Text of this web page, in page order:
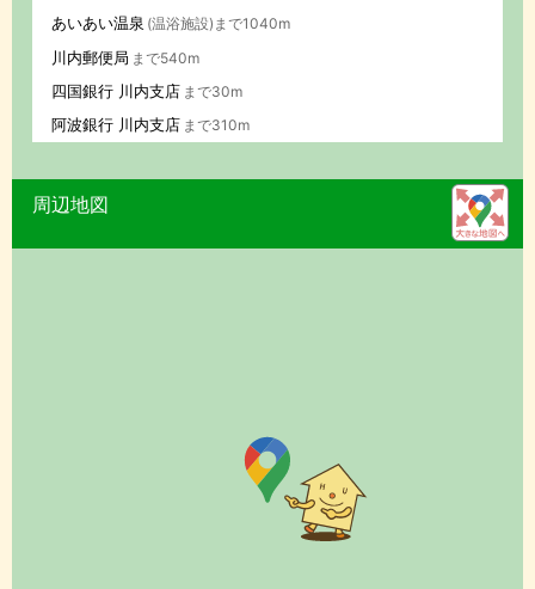
あいあい温泉 (温浴施設)まで1040m
川内郵便局 まで540m
四国銀行 川内支店 まで30m
阿波銀行 川内支店 まで310m
周辺地図